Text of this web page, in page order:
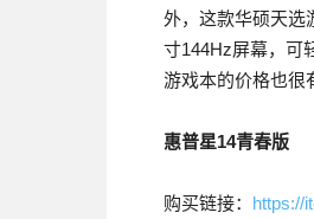
外，这款华硕天选
寸144Hz屏幕，可
游戏本的价格也很
惠普星14青春版
购买链接： https://